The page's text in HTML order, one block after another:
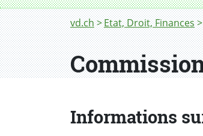
Fil d'Ariane
vd.ch Etat, Droit, Finances
Commission fiscale
Informations